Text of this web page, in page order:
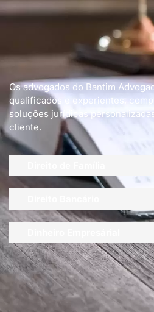
Os advogados do Bantim
qualificados e experientes,
soluções jurídicas
cliente.